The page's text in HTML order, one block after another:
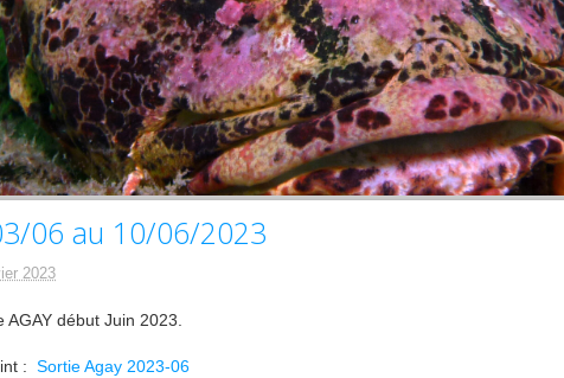
06 au 10/06/2023
2023
début Juin 2023.
: Sortie Agay 2023-06